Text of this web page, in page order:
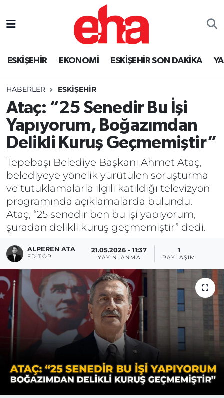
ESKİŞEHİR EKONOMİ ESKİŞEHİR SON DAKİKA
HABERLER ESKİŞEHİR
Ataç: “25 Senedir Bu İşi
Yapıyorum, Boğazımdan
Delikli Kuruş Geçmemiştir”
Tepebaşı Belediye Başkanı Ahmet Ataç,
belediyeye yönelik yürütülen soruşturma
ve tutuklamalarla ilgili katıldığı televizyon
programında açıklamalarda bulundu.
Ataç, “25 senedir ben bu işi yapıyorum,
şuradan delikli kuruş geçmemiştir” dedi.
ALPEREN ATA
EDITÖR
21.05.2026 - 11:37
YAYINLANMA
1
PAYLAŞIM